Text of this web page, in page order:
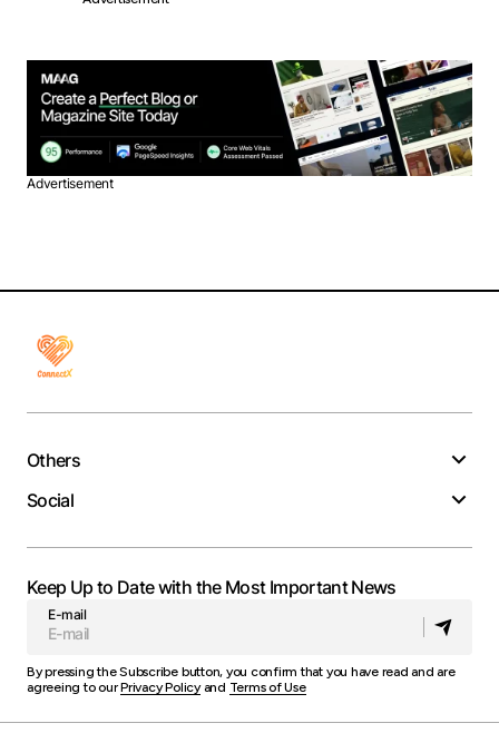
Advertisement
Others
Social
Keep Up to Date with the Most Important News
E-mail
By pressing the Subscribe button, you confirm that you have read and are
agreeing to ourPrivacy Policyand Terms of Use